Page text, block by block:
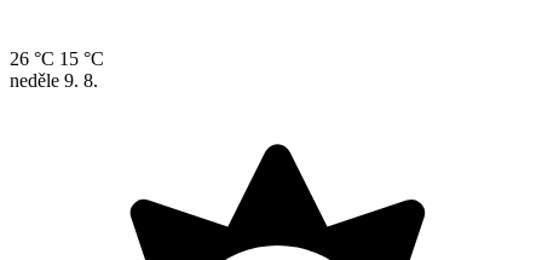
26 °C 15 °C
neděle 9. 8.